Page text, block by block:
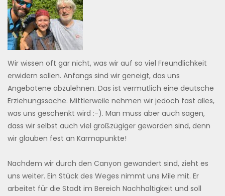
Wir wissen oft gar nicht, was wir auf so viel Freundlichkeit
erwidern sollen. Anfangs sind wir geneigt, das uns
Angebotene abzulehnen. Das ist vermutlich eine deutsche
Erziehungssache. Mittlerweile nehmen wir jedoch fast alles,
was uns geschenkt wird :-). Man muss aber auch sagen,
dass wir selbst auch viel großzügiger geworden sind, denn
wir glauben fest an Karmapunkte!
Nachdem wir durch den Canyon gewandert sind, zieht es
uns weiter. Ein Stück des Weges nimmt uns Mile mit. Er
arbeitet für die Stadt im Bereich Nachhaltigkeit und soll